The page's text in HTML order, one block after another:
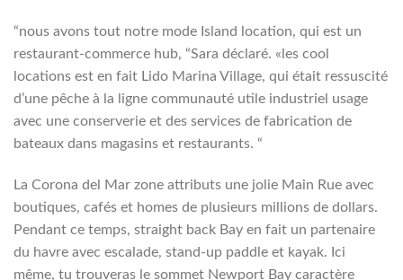
“nous avons tout notre mode Island location, qui est un
restaurant-commerce hub, “Sara déclaré. «les cool
locations est en fait Lido Marina Village, qui était ressuscité
d’une pêche à la ligne communauté utile industriel usage
avec une conserverie et des services de fabrication de
bateaux dans magasins et restaurants. “
La Corona del Mar zone attributs une jolie Main Rue avec
boutiques, cafés et homes de plusieurs millions de dollars.
Pendant ce temps, straight back Bay en fait un partenaire
du havre avec escalade, stand-up paddle et kayak. Ici
même, tu trouveras le sommet Newport Bay caractère